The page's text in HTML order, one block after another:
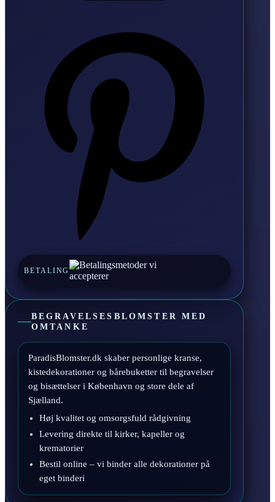
BETALING
BEGRAVELSESBLOMSTER MED
OMTANKE
ParadisBlomster.dk skaber personlige kranse,
kistedekorationer og bårebuketter til begravelser
og bisættelser i København og store dele af
Sjælland.
Høj kvalitet og omsorgsfuld rådgivning
Levering direkte til kirker, kapeller og
krematorier
Bestil online – vi binder alle dekorationer på
eget binderi